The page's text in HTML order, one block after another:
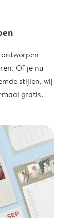
Of je nu
stijlen, wij
gratis.